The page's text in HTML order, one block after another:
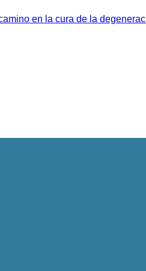
en la cura de la